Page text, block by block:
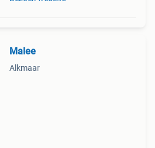
Malee
Alkmaar